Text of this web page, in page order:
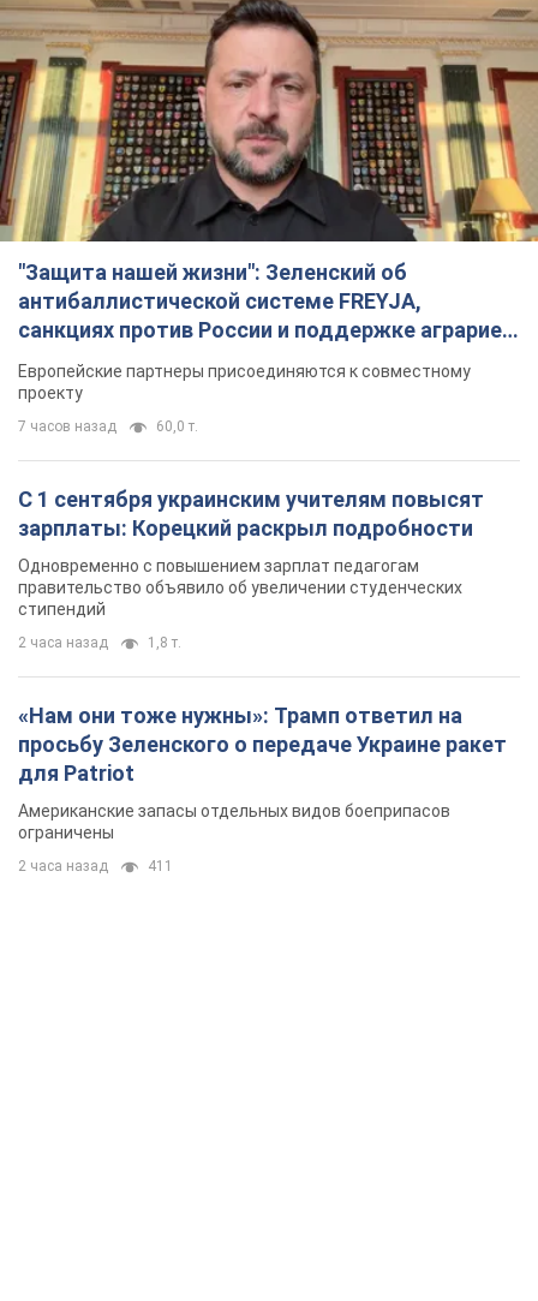
"Защита нашей жизни": Зеленский об
антибаллистической системе FREYJA,
санкциях против России и поддержке аграриев.
Видео
Европейские партнеры присоединяются к совместному
проекту
7 часов назад 60,0 т.
С 1 сентября украинским учителям повысят
зарплаты: Корецкий раскрыл подробности
Одновременно с повышением зарплат педагогам
правительство объявило об увеличении студенческих
стипендий
2 часа назад
просьбу Зеленского о передаче Украине ракет
для Patriot
Американские запасы отдельных видов боеприпасов
ограничены